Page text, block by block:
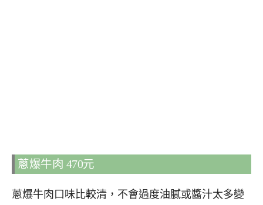
蔥爆牛肉 470元
蔥爆牛肉口味比較清，不會過度油膩或醬汁太多變